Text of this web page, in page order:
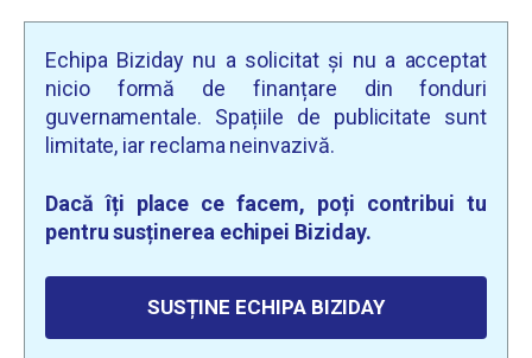
Echipa Biziday nu a solicitat și nu a acceptat
nicio formă de finanțare din fonduri
guvernamentale. Spațiile de publicitate sunt
limitate, iar reclama neinvazivă.
Dacă îți place ce facem, poți contribui tu
pentru susținerea echipei Biziday.
SUSȚINE ECHIPA BIZIDAY